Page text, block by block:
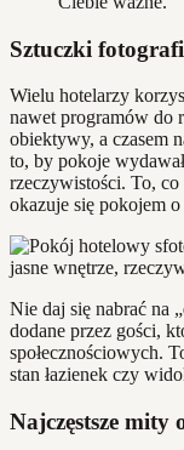
Sztuczki
Wielu hotelarzy
nawet programów do
obiektywy, a czasem
to, by pokoje
rzeczywistości. To,
okazuje się pokojem
Nie daj się nabrać na
dodane przez gości,
społecznościowych.
stan łazienek czy
Najczęstsze mity